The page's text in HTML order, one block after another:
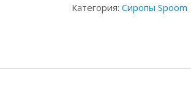
Категория: Сиропы Spoom